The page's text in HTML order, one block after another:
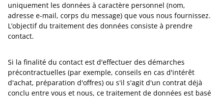
uniquement les données à caractère personnel (nom,
adresse e-mail, corps du message) que vous nous fournissez.
L’objectif du traitement des données consiste à prendre
contact.
Si la finalité du contact est d'effectuer des démarches
précontractuelles (par exemple, conseils en cas d'intérêt
d'achat, préparation d'offres) ou s'il s'agit d'un contrat déjà
conclu entre vous et nous, ce traitement de données est basé